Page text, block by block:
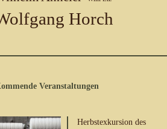
Horch
Veranstaltungen
Herbstexkursion des